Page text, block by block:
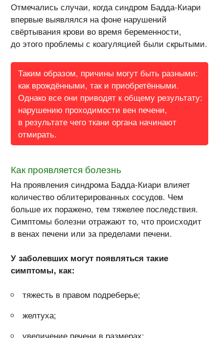
Отмечались случаи, когда синдром Бадда-Киари
впервые выявлялся на фоне нарушений
свёртывания крови во время беременности,
до этого проблемы с коагуляцией были скрытыми.
Таким образом, причины могут быть разными:
как врождёнными, так и приобретёнными.
Однако все они приводят к общему результату:
нарушению проходимости вен печени,
в результате чего ткани органа начинают
отмирать.
Как проявляется болезнь
На проявления синдрома Бадда-Киари влияет
количество облитерированных сосудов. Чем
больше их поражено, тем тяжелее последствия.
Симптомы болезни отражают то, что происходит
в венах печени или за пределами печени.
У заболевших могут появляться такие
симптомы, как:
тяжесть в правом подреберье;
желтуха;
увеличение печени в размерах;